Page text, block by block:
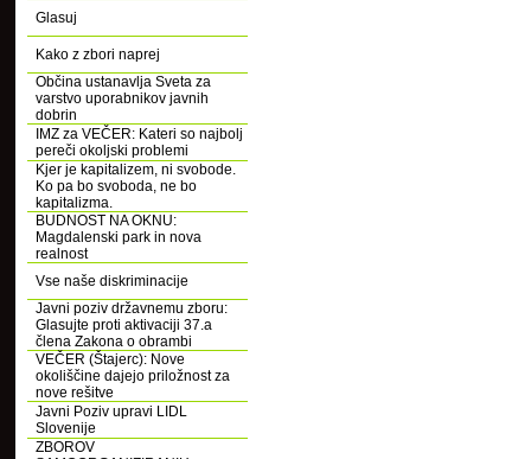
Glasuj
Kako z zbori naprej
Občina ustanavlja Sveta za
varstvo uporabnikov javnih
dobrin
IMZ za VEČER: Kateri so najbolj
pereči okoljski problemi
Kjer je kapitalizem, ni svobode.
Ko pa bo svoboda, ne bo
kapitalizma.
BUDNOST NA OKNU:
Magdalenski park in nova
realnost
Vse naše diskriminacije
Javni poziv državnemu zboru:
Glasujte proti aktivaciji 37.a
člena Zakona o obrambi
VEČER (Štajerc): Nove
okoliščine dajejo priložnost za
nove rešitve
Javni Poziv upravi LIDL
Slovenije
ZBOROV